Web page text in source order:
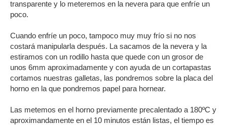
transparente y lo meteremos en la nevera para que enfríe un
poco.
Cuando enfríe un poco, tampoco muy muy frío si no nos
costará manipularla después. La sacamos de la nevera y la
estiramos con un rodillo hasta que quede con un grosor de
unos 6mm aproximadamente y con ayuda de un cortapastas
cortamos nuestras galletas, las pondremos sobre la placa del
horno en la que pondremos papel para hornear.
Las metemos en el horno previamente precalentado a 180ºC y
aproximandamente en el 10 minutos están listas, el tiempo es